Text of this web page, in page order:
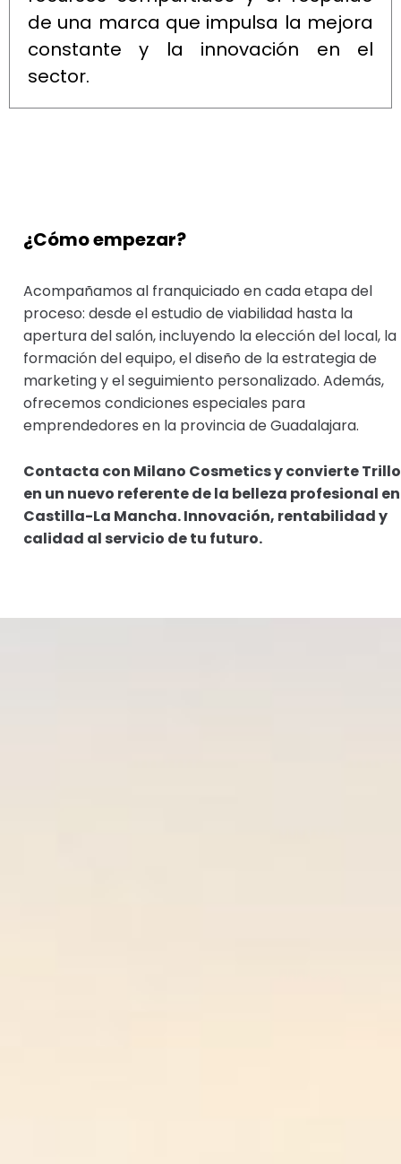
de una marca que impulsa la mejora
constante y la innovación en el
sector.
¿Cómo empezar?
Acompañamos al franquiciado en cada etapa del
proceso: desde el estudio de viabilidad hasta la
apertura del salón, incluyendo la elección del local, la
formación del equipo, el diseño de la estrategia de
marketing y el seguimiento personalizado. Además,
ofrecemos condiciones especiales para
emprendedores en la provincia de Guadalajara.
Contacta con Milano Cosmetics y convierte Trillo
en un nuevo referente de la belleza profesional en
Castilla-La Mancha. Innovación, rentabilidad y
calidad al servicio de tu futuro.